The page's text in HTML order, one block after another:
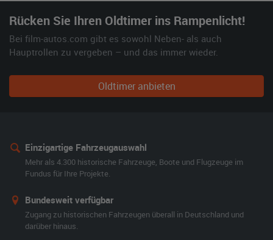
Rücken Sie Ihren Oldtimer ins Rampenlicht!
Bei film-autos.com gibt es sowohl Neben- als auch
Hauptrollen zu vergeben – und das immer wieder.
Oldtimer anbieten
Einzigartige Fahrzeugauswahl
Mehr als 4.300 historische Fahrzeuge, Boote und Flugzeuge im
Fundus für Ihre Projekte.
Bundesweit verfügbar
Zugang zu historischen Fahrzeugen überall in Deutschland und
darüber hinaus.